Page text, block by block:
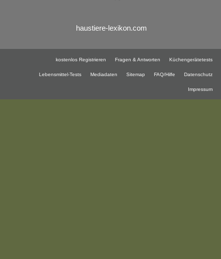
haustiere-lexikon.com
kostenlos Registrieren Fragen & Antworten Küchengerätetests
Lebensmittel-Tests Mediadaten Sitemap FAQ/Hilfe Datenschutz
Impressum